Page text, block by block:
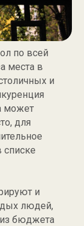
по всей
места в
и
может
для
списке
и
людей,
бюджета